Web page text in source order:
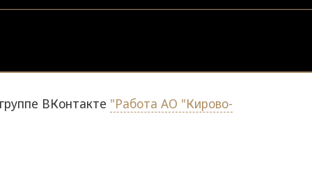
ВКонтакте "Работа АО "Кирово-